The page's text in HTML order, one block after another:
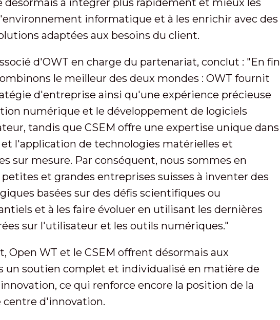
désormais à intégrer plus rapidement et mieux les
informatique et à les enrichir avec des
adaptées aux besoins du client.
d'OWT en charge du partenariat, conclut : "En fin
le meilleur des deux mondes : OWT fournit
d'entreprise ainsi qu'une expérience précieuse
numérique et le développement de logiciels
tandis que CSEM offre une expertise unique dans
l'application de technologies matérielles et
sur mesure. Par conséquent, nous sommes en
et grandes entreprises suisses à inventer des
basées sur des défis scientifiques ou
et à les faire évoluer en utilisant les dernières
sur l'utilisateur et les outils numériques."
Open WT et le CSEM offrent désormais aux
un soutien complet et individualisé en matière de
ce qui renforce encore la position de la
centre d'innovation.